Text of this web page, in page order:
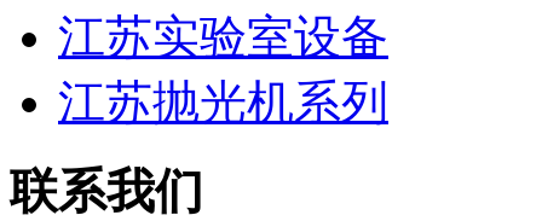
江苏实验室设备
江苏抛光机系列
联系我们